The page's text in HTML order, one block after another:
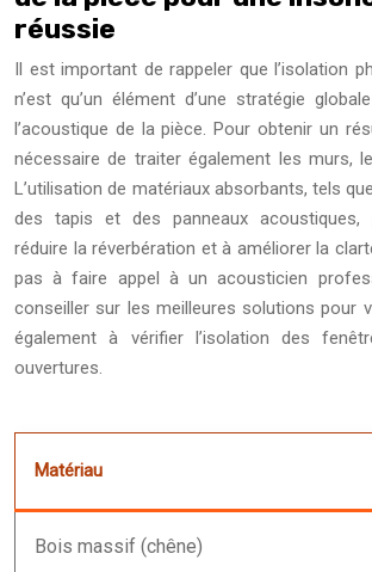
réussie
Il est important de rappeler que l’isolation
n’est qu’un élément d’une stratégie
l’acoustique de la pièce. Pour obtenir un
nécessaire de traiter également les murs,
L’utilisation de matériaux absorbants, tels
des tapis et des panneaux acoustiques,
réduire la réverbération et à améliorer la
pas à faire appel à un acousticien
conseiller sur les meilleures solutions pour
également à vérifier l’isolation des
ouvertures.
Matériau
Bois massif (chêne)